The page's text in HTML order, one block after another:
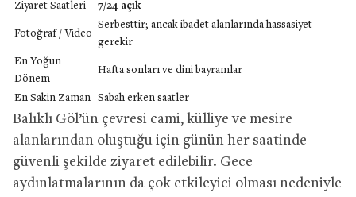
Ziyaret Saatleri
7/24 açık
Fotoğraf / Video
Serbesttir; ancak ibadet alanlarında hassasiyet
gerekir
En Yoğun
Dönem
Hafta sonları ve dini bayramlar
En Sakin Zaman Sabah erken saatler
Balıklı Göl’ün çevresi cami, külliye ve mesire
alanlarından oluştuğu için günün her saatinde
güvenli şekilde ziyaret edilebilir. Gece
aydınlatmalarının da çok etkileyici olması nedeniyle